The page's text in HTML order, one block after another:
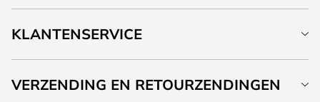
KLANTENSERVICE
VERZENDING EN RETOURZENDINGEN